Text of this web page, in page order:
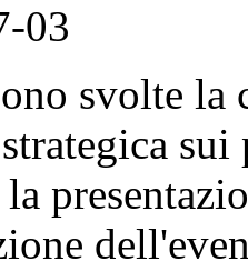
03
svolte la